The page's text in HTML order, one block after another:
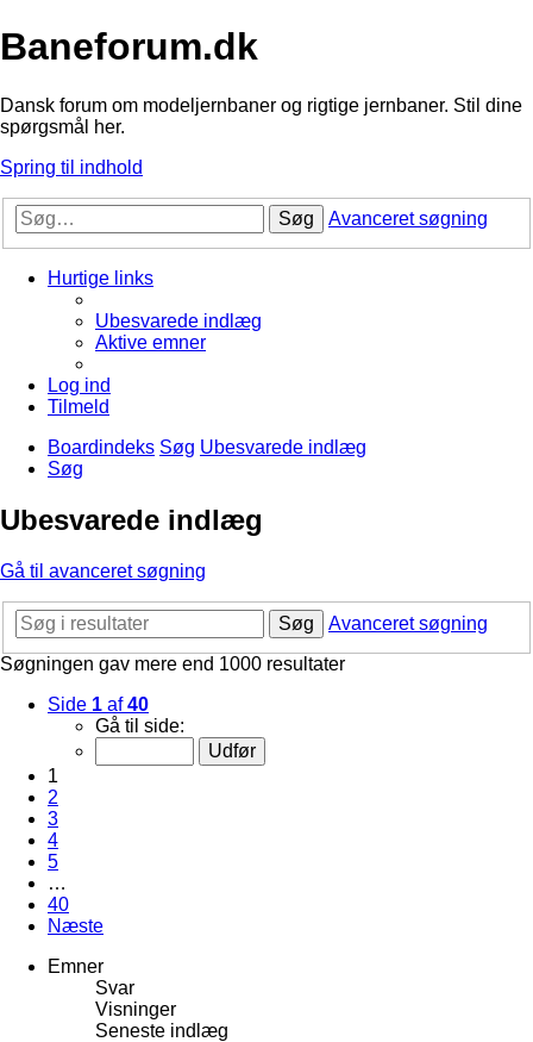
Baneforum.dk
Dansk forum om modeljernbaner og rigtige jernbaner. Stil dine
spørgsmål her.
Spring til indhold
Søg Avanceret søgning
Hurtige links
Ubesvarede indlæg
Aktive emner
Log ind
Tilmeld
Boardindeks Søg Ubesvarede indlæg
Søg
Ubesvarede indlæg
Gå til avanceret søgning
Søg
Avanceret søgning
Søgningen gav mere end 1000 resultater
Side 1 af40
Gå til side:
1
2
3
4
5
…
40
Næste
Emner
Svar
Visninger
Seneste indlæg